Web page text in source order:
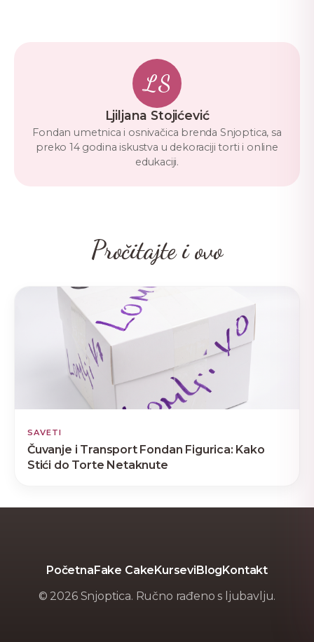
LS
Ljiljana Stojićević
Fondan umetnica i osnivačica brenda Snjoptica, sa
preko 14 godina iskustva u dekoraciji torti i online
edukaciji.
Pročitajte i ovo
SAVETI
Čuvanje i Transport Fondan Figurica: Kako
Stići do Torte Netaknute
Početna Fake Cake Kursevi Blog Kontakt
© 2026 Snjoptica. Ručno rađeno s ljubavlju.